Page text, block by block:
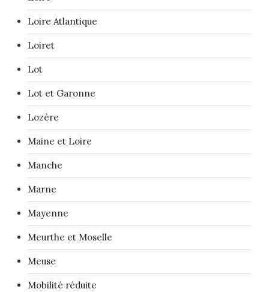
Loire Atlantique
Loiret
Lot
Lot et Garonne
Lozère
Maine et Loire
Manche
Marne
Mayenne
Meurthe et Moselle
Meuse
Mobilité réduite